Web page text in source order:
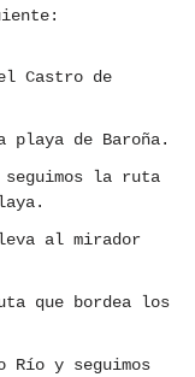
Castro de
playa de Baroña.
seguimos la ruta
al mirador
que bordea los
Río y seguimos